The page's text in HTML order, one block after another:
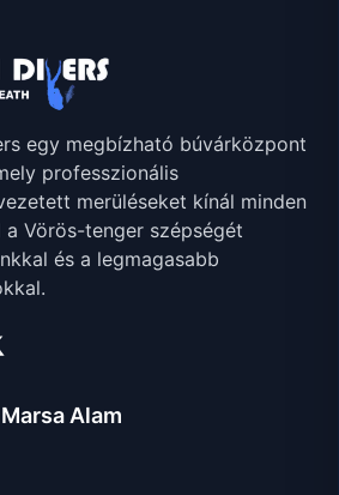
egy megbízható búvárközpont
professzionális
merüléseket kínál minden
a Vörös-tenger szépségét
és a legmagasabb
Alam